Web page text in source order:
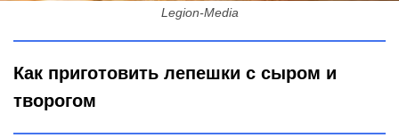
Legion-Media
Как приготовить лепешки с сыром и
творогом